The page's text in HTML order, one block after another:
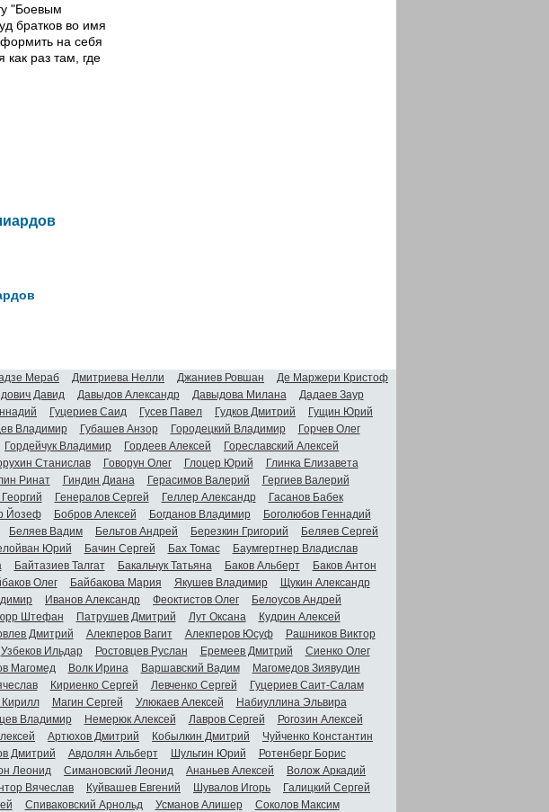
"Боевым
братков во имя
на себя
как раз там, где
Мераб Дмитриева Нелли Джаниев Ровшан
Де Маржери Кристоф
Давид Давыдов Александр Давыдова Милана
Дадаев Заур
Гуцериев Саид Гусев Павел Гудков Дмитрий
Гущин Юрий
Владимир Губашев Анзор Городецкий Владимир
Горчев Олег
Гордейчук Владимир Гордеев Алексей
Гореславский Алексей
Станислав Говорун Олег Глоцер Юрий
Глинка Елизавета
Ринат Гиндин Диана Герасимов Валерий
Гергиев Валерий
Георгий Генералов Сергей Геллер Александр
Гасанов Бабек
Йозеф Бобров Алексей Богданов Владимир
Боголюбов Геннадий
Беляев Вадим Бельтов Андрей Березкин Григорий
Беляев Сергей
Юрий Бачин Сергей Бах Томас
Баумгертнер Владислав
Байтазиев Талгат Бакальчук Татьяна Баков Альберт
Баков Антон
Олег Байбакова Мария Якушев Владимир
Щукин Александр
Иванов Александр Феоктистов Олег
Белоусов Андрей
Штефан Патрушев Дмитрий Лут Оксана
Кудрин Алексей
Дмитрий Алекперов Вагит Алекперов Юсуф
Рашников Виктор
Узбеков Ильдар Ростовцев Руслан Еремеев Дмитрий
Сиенко Олег
Магомед Волк Ирина Варшавский Вадим
Магомедов Зиявудин
Кириенко Сергей Левченко Сергей
Гуцериев Саит-Салам
Магин Сергей Улюкаев Алексей
Набиуллина Эльвира
Владимир Немерюк Алексей Лавров Сергей
Рогозин Алексей
Артюхов Дмитрий Кобылкин Дмитрий
Чуйченко Константин
Дмитрий Авдолян Альберт Шульгин Юрий
Ротенберг Борис
Леонид Симановский Леонид Ананьев Алексей
Волож Аркадий
Вячеслав Куйвашев Евгений Шувалов Игорь
Галицкий Сергей
Спиваковский Арнольд Усманов Алишер Соколов Максим